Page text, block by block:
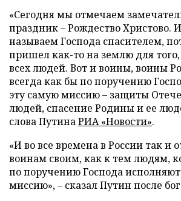
«Сегодня мы отмечаем
праздник – Рождество Христово.
называем Господа спасителем,
пришел как-то на землю для
всех людей. Вот и воины, воины
всегда как бы по поручению
эту самую миссию – защиты
людей, спасение Родины и ее
слова ПутинаРИА «Новости».
«И во все времена в России так и
воинам своим, как к тем людям,
по поручению Господа исполняют
миссию», – сказал Путин после